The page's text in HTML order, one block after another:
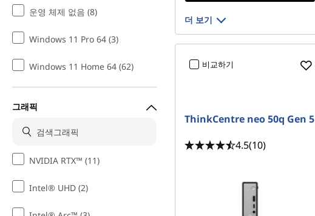
운영 체제 없음 (8)
Windows 11 Pro 64 (3)
Windows 11 Home 64 (62)
그래픽
NVIDIA RTX™ (11)
Intel® UHD (2)
더 보기
비교하기
ThinkCentre neo 50q Gen 5
4.5(10)